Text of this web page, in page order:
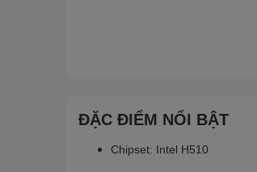
ĐẶC ĐIỂM NỔI BẬT
Chipset: Intel H510